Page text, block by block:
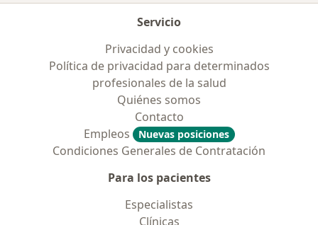
Servicio
Privacidad y cookies
Política de privacidad para determinados
profesionales de la salud
Quiénes somos
Contacto
Empleos
Nuevas posiciones
Condiciones Generales de Contratación
Para los pacientes
Especialistas
Clínicas